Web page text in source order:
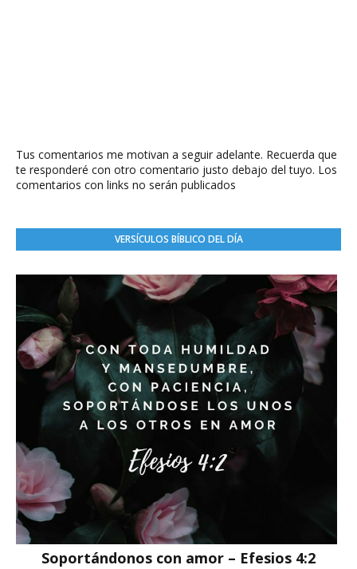
Tus comentarios me motivan a seguir adelante. Recuerda que
te responderé con otro comentario justo debajo del tuyo. Los
comentarios con links no serán publicados
VERSÍCULOS BÍBLICO DEL DÍA
Soportándonos con amor – Efesios 4:2